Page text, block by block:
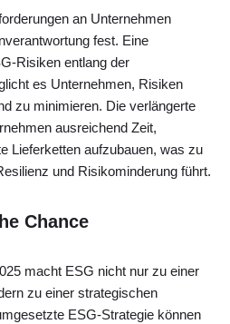
an Unternehmen
fest. Eine
Risiken entlang der
es Unternehmen, Risiken
zu minimieren. Die verlängerte
ausreichend Zeit,
Lieferketten aufzubauen, was zu
und Risikominderung führt.
Chance
macht ESG nicht nur zu einer
zu einer strategischen
ESG-Strategie können